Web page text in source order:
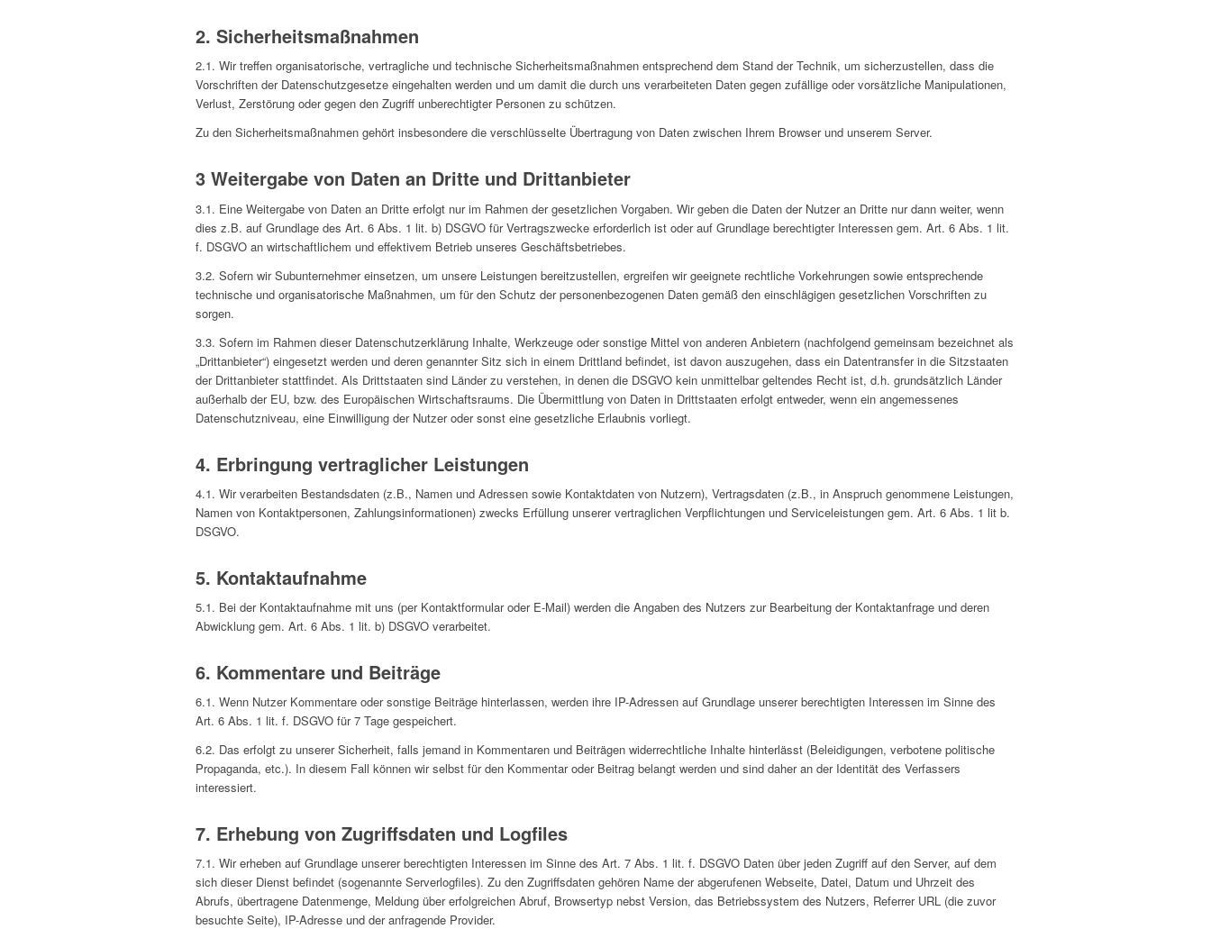
2. Sicherheitsmaßnahmen
2.1. Wir treffen organisatorische, vertragliche und technische Sicherheitsmaßnahmen entsprechend dem Stand der Technik, um sicherzustellen, dass die
Vorschriften der Datenschutzgesetze eingehalten werden und um damit die durch uns verarbeiteten Daten gegen zufällige oder vorsätzliche Manipulationen,
Verlust, Zerstörung oder gegen den Zugriff unberechtigter Personen zu schützen.
Zu den Sicherheitsmaßnahmen gehört insbesondere die verschlüsselte Übertragung von Daten zwischen Ihrem Browser und unserem Server.
3 Weitergabe von Daten an Dritte und Drittanbieter
3.1. Eine Weitergabe von Daten an Dritte erfolgt nur im Rahmen der gesetzlichen Vorgaben. Wir geben die Daten der Nutzer an Dritte nur dann weiter, wenn
dies z.B. auf Grundlage des Art. 6 Abs. 1 lit. b) DSGVO für Vertragszwecke erforderlich ist oder auf Grundlage berechtigter Interessen gem. Art. 6 Abs. 1 lit.
f. DSGVO an wirtschaftlichem und effektivem Betrieb unseres Geschäftsbetriebes.
3.2. Sofern wir Subunternehmer einsetzen, um unsere Leistungen bereitzustellen, ergreifen wir geeignete rechtliche Vorkehrungen sowie entsprechende
technische und organisatorische Maßnahmen, um für den Schutz der personenbezogenen Daten gemäß den einschlägigen gesetzlichen Vorschriften zu
sorgen.
3.3. Sofern im Rahmen dieser Datenschutzerklärung Inhalte, Werkzeuge oder sonstige Mittel von anderen Anbietern (nachfolgend gemeinsam bezeichnet als
„Drittanbieter“) eingesetzt werden und deren genannter Sitz sich in einem Drittland befindet, ist davon auszugehen, dass ein Datentransfer in die Sitzstaaten
der Drittanbieter stattfindet. Als Drittstaaten sind Länder zu verstehen, in denen die DSGVO kein unmittelbar geltendes Recht ist, d.h. grundsätzlich Länder
außerhalb der EU, bzw. des Europäischen Wirtschaftsraums. Die Übermittlung von Daten in Drittstaaten erfolgt entweder, wenn ein angemessenes
Datenschutzniveau, eine Einwilligung der Nutzer oder sonst eine gesetzliche Erlaubnis vorliegt.
4. Erbringung vertraglicher Leistungen
4.1. Wir verarbeiten Bestandsdaten (z.B., Namen und Adressen sowie Kontaktdaten von Nutzern), Vertragsdaten (z.B., in Anspruch genommene Leistungen,
Namen von Kontaktpersonen, Zahlungsinformationen) zwecks Erfüllung unserer vertraglichen Verpflichtungen und Serviceleistungen gem. Art. 6 Abs. 1 lit b.
DSGVO.
5. Kontaktaufnahme
5.1. Bei der Kontaktaufnahme mit uns (per Kontaktformular oder E-Mail) werden die Angaben des Nutzers zur Bearbeitung der Kontaktanfrage und deren
Abwicklung gem. Art. 6 Abs. 1 lit. b) DSGVO verarbeitet.
6. Kommentare und Beiträge
6.1. Wenn Nutzer Kommentare oder sonstige Beiträge hinterlassen, werden ihre IP-Adressen auf Grundlage unserer berechtigten Interessen im Sinne des
Art. 6 Abs. 1 lit. f. DSGVO für 7 Tage gespeichert.
6.2. Das erfolgt zu unserer Sicherheit, falls jemand in Kommentaren und Beiträgen widerrechtliche Inhalte hinterlässt (Beleidigungen, verbotene politische
Propaganda, etc.). In diesem Fall können wir selbst für den Kommentar oder Beitrag belangt werden und sind daher an der Identität des Verfassers
interessiert.
7. Erhebung von Zugriffsdaten und Logfiles
7.1. Wir erheben auf Grundlage unserer berechtigten Interessen im Sinne des Art. 7 Abs. 1 lit. f. DSGVO Daten über jeden Zugriff auf den Server, auf dem
sich dieser Dienst befindet (sogenannte Serverlogfiles). Zu den Zugriffsdaten gehören Name der abgerufenen Webseite, Datei, Datum und Uhrzeit des
Abrufs, übertragene Datenmenge, Meldung über erfolgreichen Abruf, Browsertyp nebst Version, das Betriebssystem des Nutzers, Referrer URL (die zuvor
besuchte Seite), IP-Adresse und der anfragende Provider.